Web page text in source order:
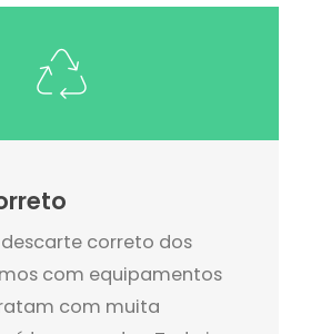
correto dos
com equipamentos
com muita